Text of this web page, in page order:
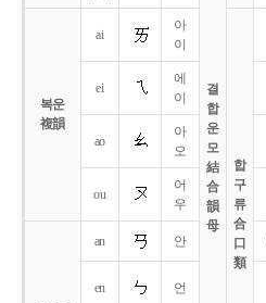
결
합
운
모
結
合
韻
母
복운
複韻
ai
아
이
합
구
류
合
口
類
ei
에
이
ao
아
오
ou
어
우
an 안
en 언